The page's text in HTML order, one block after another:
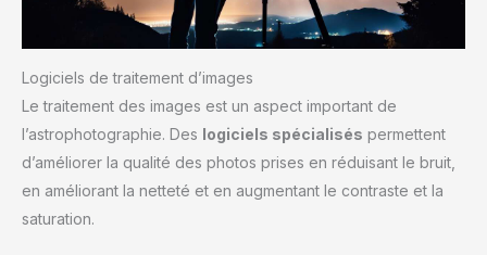
Logiciels de traitement d’images
Le traitement des images est un aspect important de
l’astrophotographie. Des logiciels spécialisés permettent
d’améliorer la qualité des photos prises en réduisant le bruit,
en améliorant la netteté et en augmentant le contraste et la
saturation.